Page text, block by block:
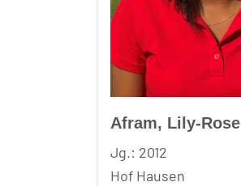
Afram, Lily-Rose
Jg.: 2012
Hof Hausen